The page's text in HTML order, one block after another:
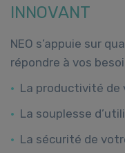
INNOVANT
NEO s’appuie sur
répondre à vos
• La productivité de
• La souplesse
• La sécurité de